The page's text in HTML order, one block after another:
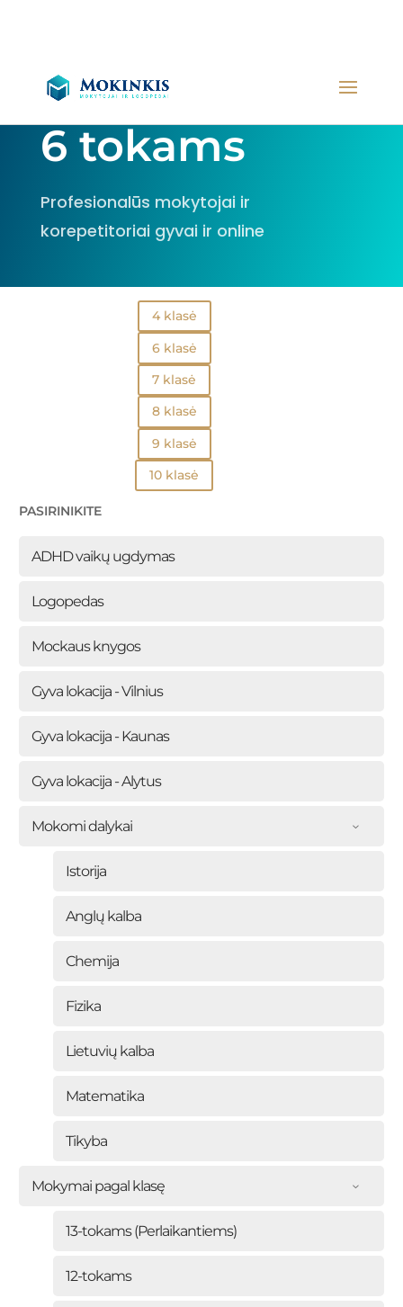
6 tokams
Profesionalūs mokytojai ir
korepetitoriai gyvai ir online
4 klasė
6 klasė
7 klasė
8 klasė
9 klasė
10 klasė
PASIRINIKITE
ADHD vaikų ugdymas
Logopedas
Mockaus knygos
Gyva lokacija - Vilnius
Gyva lokacija - Kaunas
Gyva lokacija - Alytus
Mokomi dalykai
Istorija
Anglų kalba
Chemija
Fizika
Lietuvių kalba
Matematika
Tikyba
Mokymai pagal klasę
13-tokams (Perlaikantiems)
12-tokams